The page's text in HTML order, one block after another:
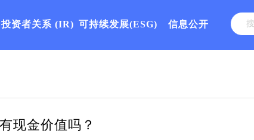
投资者关系 (IR) 可持续发展(ESG) 信息公开
现金价值吗？